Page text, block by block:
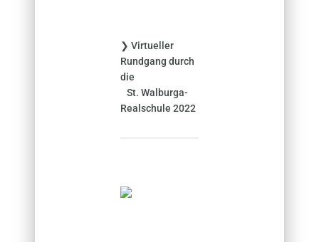
❯ Virtueller
Rundgang durch
die
St. Walburga-
Realschule 2022